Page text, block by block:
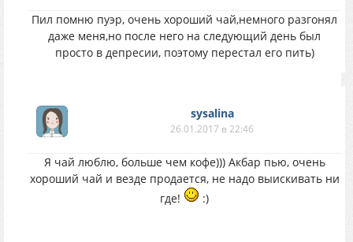
Пил помню пуэр, очень хороший чай,немного разгонял
даже меня,но после него на следующий день был
просто в депресии, поэтому перестал его пить)
sysalina
26.01.2017 в 22:46
Я чай люблю, больше чем кофе))) Акбар пью, очень
хороший чай и везде продается, не надо выискивать ни
где!
:)